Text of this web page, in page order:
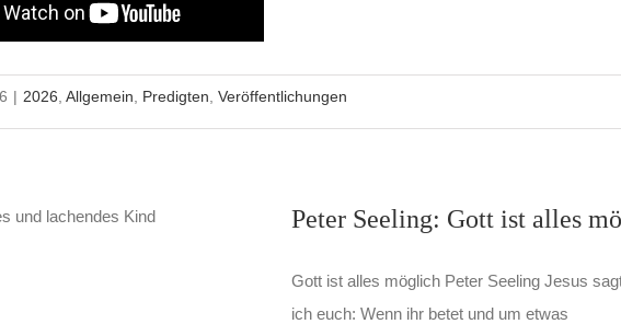
| 2026 Allgemein Predigten Veröffentlichungen
Peter Seeling: Gott ist alles
Gott ist alles möglich Peter Seeling Jesus
ich euch: Wenn ihr betet und um etwas